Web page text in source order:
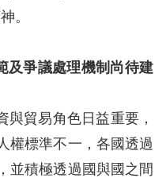
。
及爭議處理機制尚待建
與貿易角色日益重要，
權標準不一，各國透過
並積極透過國與國之間